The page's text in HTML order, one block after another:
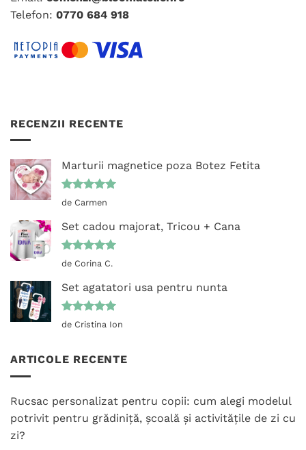
Telefon: 0770 684 918
RECENZII RECENTE
Marturii magnetice poza Botez Fetita
Evaluat la
de Carmen
Set cadou majorat, Tricou + Cana
Evaluat la
de Corina C.
Set agatatori usa pentru nunta
Evaluat la
de Cristina Ion
ARTICOLE RECENTE
Rucsac personalizat pentru copii: cum alegi modelul
potrivit pentru grădiniță, școală și activitățile de zi cu
zi?